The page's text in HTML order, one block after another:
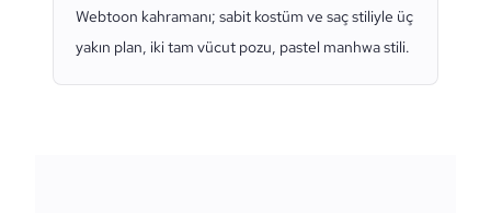
Webtoon kahramanı; sabit kostüm ve saç stiliyle üç
yakın plan, iki tam vücut pozu, pastel manhwa stili.